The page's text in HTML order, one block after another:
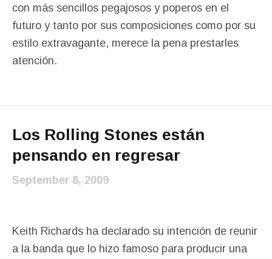
con más sencillos pegajosos y poperos en el
futuro y tanto por sus composiciones como por su
estilo extravagante, merece la pena prestarles
atención.
Los Rolling Stones están
pensando en regresar
September 8, 2009
Keith Richards ha declarado su intención de reunir
a la banda que lo hizo famoso para producir una